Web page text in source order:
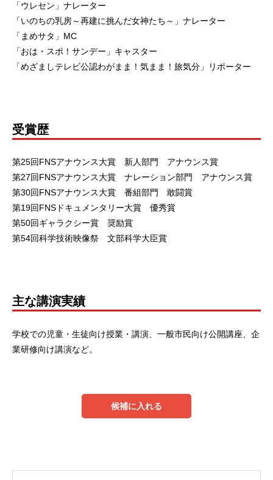
「ウレセン」ナレーター
「いのちの乳房～再建に挑んだ女神たち～」ナレーター
「まめサタ」MC
「おは・スポ！サンデー」キャスター
「めざましテレビ公認わがまま！気まま！旅気分」リポーター
受賞歴
第25回FNSアナウンス大賞 新人部門 アナウンス賞
第27回FNSアナウンス大賞 ナレーション部門 アナウンス賞
第30回FNSアナウンス大賞 番組部門 敢闘賞
第19回FNSドキュメンタリー大賞 優秀賞
第50回ギャラクシー賞 奨励賞
第54回科学技術映像祭 文部科学大臣賞
主な講演実績
学校での児童・生徒向け授業・講演、一般市民向け公開講座、企
業研修向け講演など。
候補に入れる